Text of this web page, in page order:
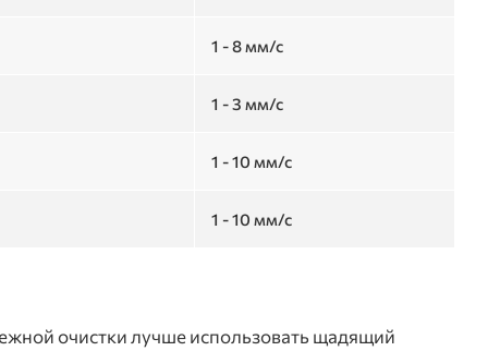
1 - 8 мм/с
1 - 3 мм/с
1 - 10 мм/с
1 - 10 мм/с
очистки лучше использовать щадящий